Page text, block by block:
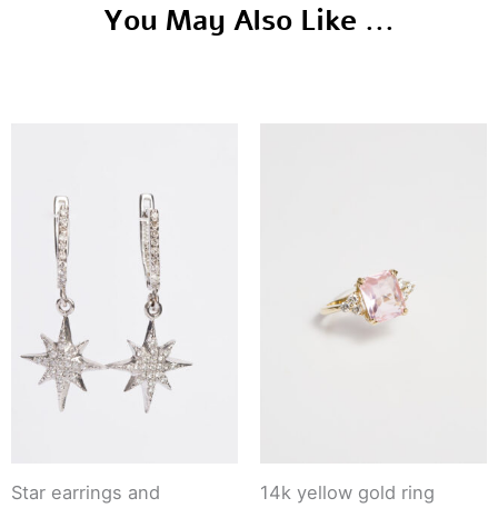
You May Also Like ...
Star earrings and
14k yellow gold ring